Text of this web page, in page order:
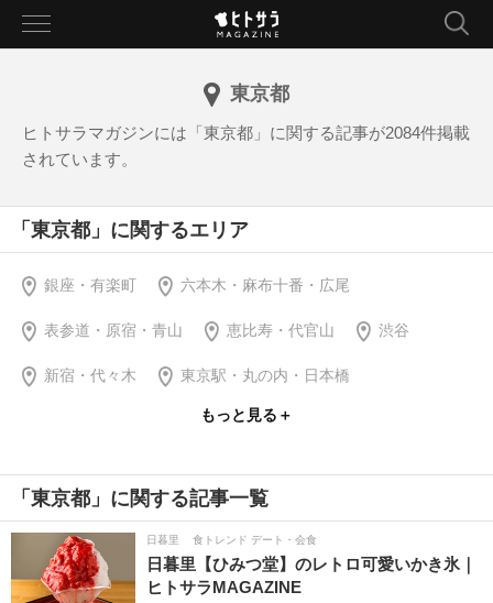
toggle
東京都
ヒトサラマガジンには「東京都」に関する記事が2084件掲載
されています。
「東京都」に関するエリア
銀座・有楽町 六本木・麻布十番・広尾
表参道・原宿・青山 恵比寿・代官山 渋谷
新宿・代々木 東京駅・丸の内・日本橋
飯田橋・四ツ谷・神楽坂 中目黒・目黒・武蔵小山
人形町・門前仲町・葛西 新橋・汐留
上野・浅草・日暮里 三軒茶屋・二子玉川
もっと見る＋
「東京都」に関する記事一覧
日暮里 食トレンド デート・会食
日暮里【ひみつ堂】のレトロ可愛いかき氷｜
ヒトサラMAGAZINE